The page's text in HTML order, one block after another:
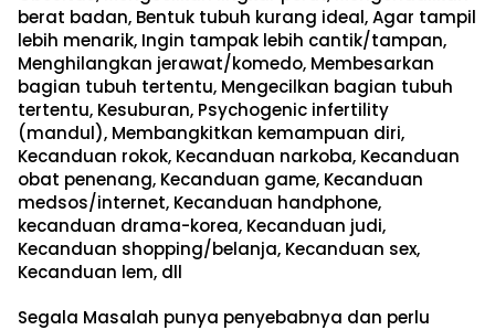
berat badan, Bentuk tubuh kurang ideal, Agar tampil
lebih menarik, Ingin tampak lebih cantik/tampan,
Menghilangkan jerawat/komedo, Membesarkan
bagian tubuh tertentu, Mengecilkan bagian tubuh
tertentu, Kesuburan, Psychogenic infertility
(mandul), Membangkitkan kemampuan diri,
Kecanduan rokok, Kecanduan narkoba, Kecanduan
obat penenang, Kecanduan game, Kecanduan
medsos/internet, Kecanduan handphone,
kecanduan drama-korea, Kecanduan judi,
Kecanduan shopping/belanja, Kecanduan sex,
Kecanduan lem, dll
Segala Masalah punya penyebabnya dan perlu